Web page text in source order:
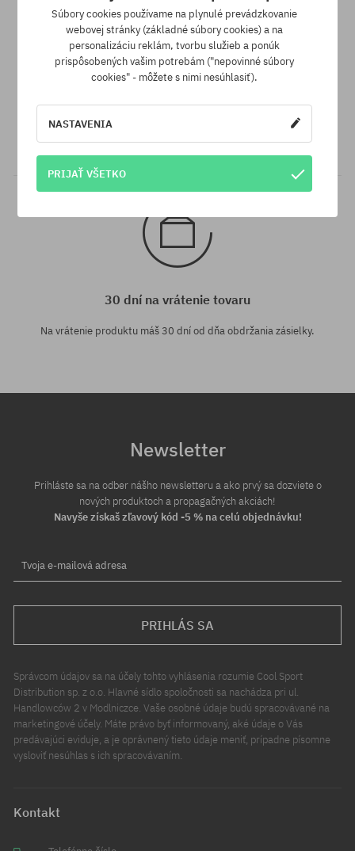
Záruka najnižšej ceny
inom e-shope a s nižšou cenou - špeciálne pre Teba znížime jeho
cenu!
30 dní na vrátenie tovaru
Na vrátenie produktu máš 30 dní od dňa obdržania zásielky.
Newsletter
Prihláste sa na odber nášho newsletteru a ako prvý sa dozviete o
nových produktoch a propagačných akciách!
Navyše získaš zľavový kód -5 % na celú objednávku!
Tvoja e-mailová adresa
PRIHLÁS SA
Správcom údajov sa na účely tohto vyhlásenia rozumie Cool Sport
Distribution sp. z o.o. Hlavné sídlo spoločnosti sa nachádza pri ul.
Handlowców 2 v Modlniczce. Vaše osobné údaje budú spracovávané na
marketingové účely. Máte právo byť informovaný, aké údaje o Vás
predávajúci eviduje, a je oprávnený tieto údaje meniť, prípadne písomne
vysloviť nesúhlas s ich spracovávaním.
Kontakt
Súbory cookies používame na plynulé prevádzkovanie
webovej stránky (základné súbory cookies) a na
personalizáciu reklám, tvorbu služieb a ponúk
prispôsobených vašim potrebám ("nepovinné súbory
cookies" - môžete s nimi nesúhlasiť).
NASTAVENIA
PRIJAŤ VŠETKO